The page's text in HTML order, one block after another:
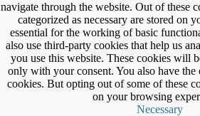
navigate through the website. Out of these
categorized as necessary are stored on
essential for the working of basic
also use third-party cookies that help us
you use this website. These cookies will
only with your consent. You also have
cookies. But opting out of some of these
on your browsing
Necessary